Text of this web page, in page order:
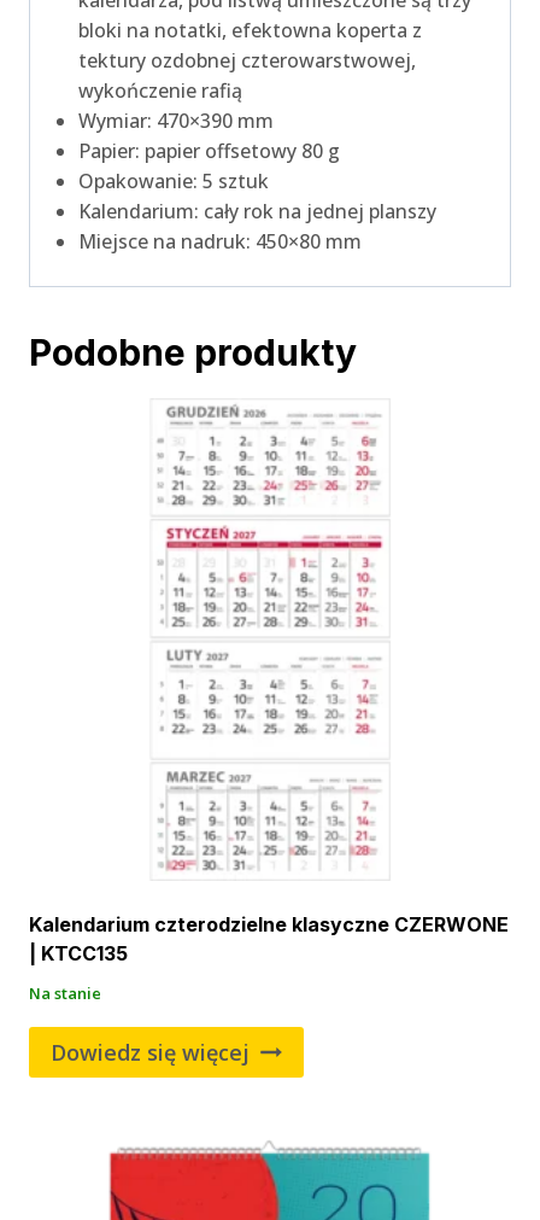
bloki na notatki, efektowna koperta z
tektury ozdobnej czterowarstwowej,
wykończenie rafią
Wymiar: 470×390 mm
Papier: papier offsetowy 80 g
Opakowanie: 5 sztuk
Kalendarium: cały rok na jednej planszy
Miejsce na nadruk: 450×80 mm
Podobne produkty
Kalendarium czterodzielne klasyczne CZERWONE
| KTCC135
Na stanie
Dowiedz się więcej